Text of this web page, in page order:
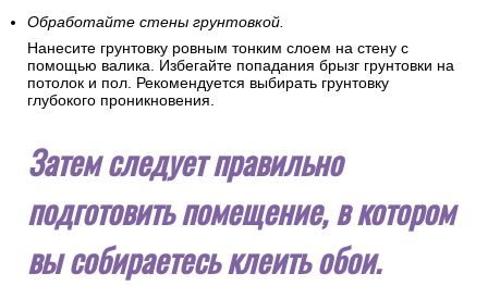
Обработайте стены грунтовкой.
Нанесите грунтовку ровным тонким слоем на стену с
помощью валика. Избегайте попадания брызг грунтовки на
потолок и пол. Рекомендуется выбирать грунтовку
глубокого проникновения.
Затем следует правильно
подготовить помещение, в котором
вы собираетесь клеить обои.